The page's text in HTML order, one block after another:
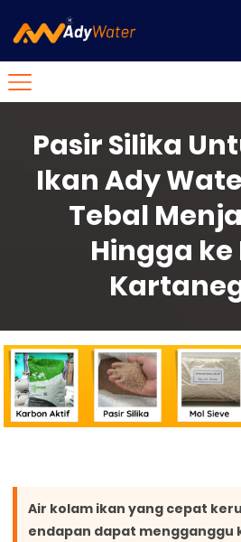
Pasir Silika
Ikan Ady
Tebal
Hingga
Air kolam ikan yang cepat
endapan dapat mengganggu